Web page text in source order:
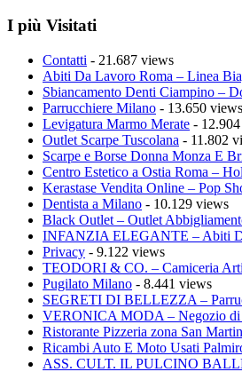
I più Visitati
Contatti - 21.687 views
Abiti Da Lavoro Roma – Linea
Sbiancamento Denti Ciampino –
Parrucchiere Milano - 13.650 views
Levigatura Marmo Merate -
Outlet Scarpe Tuscolana - 11.802
Scarpe e Borse Donna Monza E
Centro Estetico a Ostia Roma –
Kerastase Vendita Online – Pop
Dentista a Milano - 10.129 views
Black Outlet – Outlet
INFANZIA ELEGANTE – Abiti
Privacy - 9.122 views
TEODORI & CO. – Camiceria
Pugilato Milano - 8.441 views
SEGRETI DI BELLEZZA –
VERONICA MODA – Negozio di
Ristorante Pizzeria zona San
Ricambi Auto E Moto Usati
ASS. CULT. IL PULCINO